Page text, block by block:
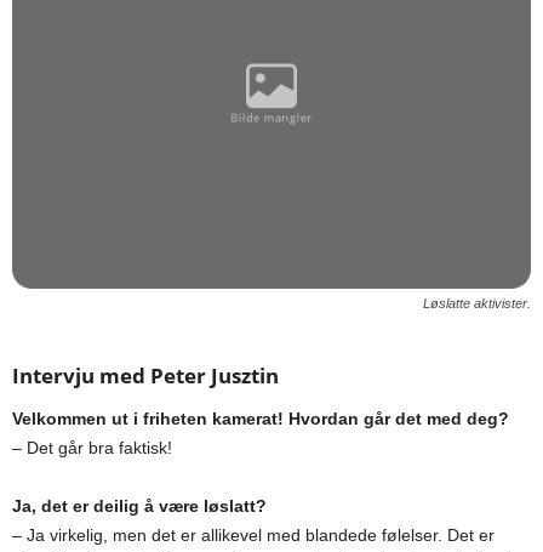
Løslatte aktivister.
Intervju med Peter Jusztin
Velkommen ut i friheten kamerat! Hvordan går det med deg?
– Det går bra faktisk!
Ja, det er deilig å være løslatt?
– Ja virkelig, men det er allikevel med blandede følelser. Det er